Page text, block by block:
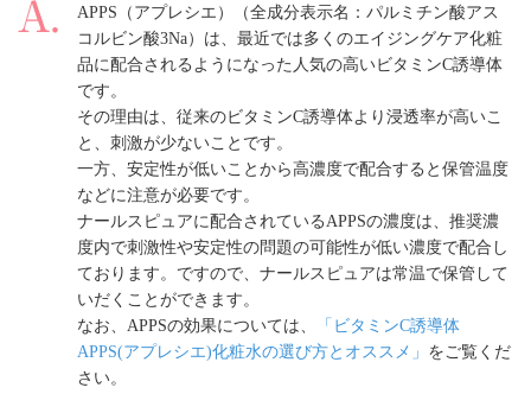
APPS（アプレシエ）（全成分表示名：パルミチン酸アス
コルビン酸3Na）は、最近では多くのエイジングケア化粧
品に配合されるようになった人気の高いビタミンC誘導体
です。
その理由は、従来のビタミンC誘導体より浸透率が高いこ
と、刺激が少ないことです。
一方、安定性が低いことから高濃度で配合すると保管温度
などに注意が必要です。
ナールスピュアに配合されているAPPSの濃度は、推奨濃
度内で刺激性や安定性の問題の可能性が低い濃度で配合し
ております。ですので、ナールスピュアは常温で保管して
いだくことができます。
なお、APPSの効果については、
「ビタミンC誘導体
APPS(アプレシエ)化粧水の選び方とオススメ」 をご覧くだ
さい。